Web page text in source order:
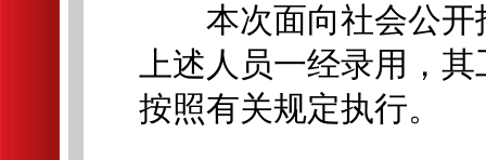
本次面向社会公开
上述人员一经录用，
按照有关规定执行。